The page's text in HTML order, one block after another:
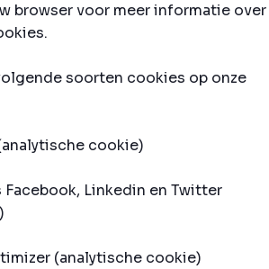
browser voor meer informatie over
soorten cookies op onze
cookie)
Linkedin en Twitter
(analytische cookie)